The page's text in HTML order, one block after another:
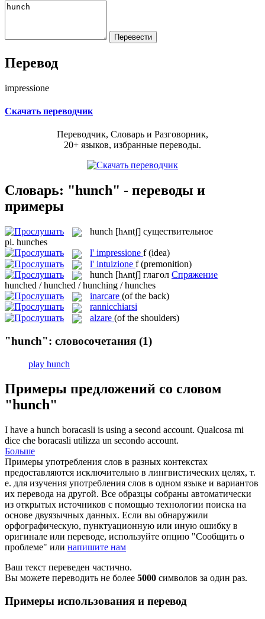
Перевод
impressione
Скачать переводчик
Переводчик, Словарь и Разговорник,
20+ языков, избранные переводы.
Словарь: "hunch" - переводы и
примеры
hunch [hʌntʃ] существительное
pl. hunches
l' impressione f (idea)
l' intuizione f (premonition)
hunch [hʌntʃ] глагол Спряжение
hunched / hunched / hunching / hunches
inarcare (of the back)
rannicchiarsi
alzare (of the shoulders)
"hunch": словосочетания (1)
play hunch
Примеры предложений со словом
"hunch"
I have a hunch boracasli is using a second account. Qualcosa mi
dice che boracasli utilizza un secondo account.
Больше
Примеры употребления слов в разных контекстах
предоставляются исключительно в лингвистических целях, т.
е. для изучения употребления слов в одном языке и вариантов
их перевода на другой. Все образцы собраны автоматически
из открытых источников с помощью технологии поиска на
основе двуязычных данных. Если вы обнаружили
орфографическую, пунктуационную или иную ошибку в
оригинале или переводе, используйте опцию "Сообщить о
проблеме" или напишите нам
Ваш текст переведен частично.
Вы можете переводить не более 5000 символов за один раз.
Примеры использования и перевод